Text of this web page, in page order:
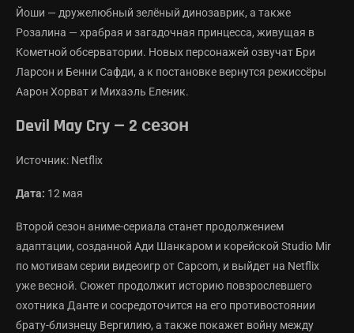
Йоши — дружелюбный зелёный динозаврик, а также
Розалина — храбрая и загадочная принцесса, живущая в
Кометной обсерватории. Новых персонажей озвучат Бри
Ларсон и Бенни Сафди, а к постановке вернутся режиссёры
Аарон Хорват и Михаэль Еленик.
Devil May Cry — 2 сезон
Источник: Netflix
Дата: 12 мая
Второй сезон аниме-сериала станет продолжением
адаптации, созданной Ади Шанкаром и корейской Studio Mir
по мотивам серии видеоигр от Capcom, и выйдет на Netflix
уже весной. Сюжет продолжит историю повзрослевшего
охотника Данте и сосредоточится на его противостоянии
брату-близнецу Вергилию, а также покажет войну между